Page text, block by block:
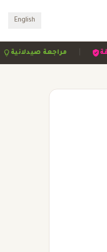
English
مراجعة | موثوقة